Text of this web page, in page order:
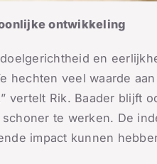
ontwikkeling
en
hechten veel waarde
vertelt Rik. Baader blijft
te werken. De
impact kunnen